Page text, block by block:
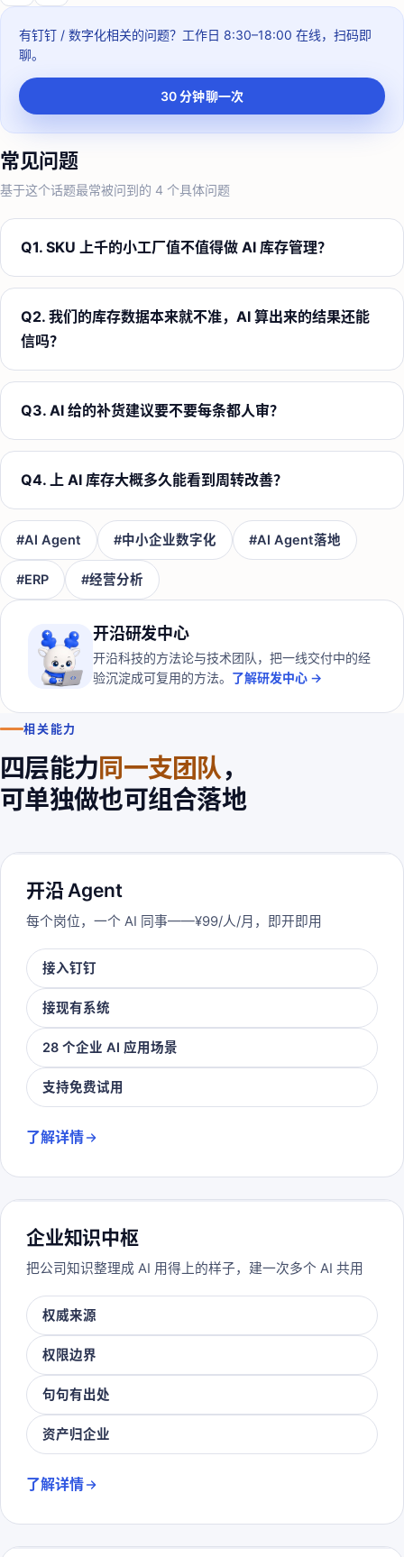
有钉钉 / 数字化相关的问题？ 工作日 8:30–18:00 在线，扫码即
聊。
30 分钟聊一次
常见问题
基于这个话题最常被问到的 4 个具体问题
Q1. SKU 上千的小工厂值不值得做 AI 库存管理？
Q2. 我们的库存数据本来就不准，AI 算出来的结果还能
信吗？
Q3. AI 给的补货建议要不要每条都人审？
Q4. 上 AI 库存大概多久能看到周转改善？
#AI Agent #中小企业数字化 #AI Agent落地
#ERP #经营分析
开沿研发中心
开沿科技的方法论与技术团队，把一线交付中的经
验沉淀成可复用的方法。 了解研发中心 →
相关能力
四层能力同一支团队，
可单独做也可组合落地
开沿 Agent
每个岗位，一个 AI 同事——¥99/人/月，即开即用
接入钉钉
接现有系统
28 个企业 AI 应用场景
支持免费试用
了解详情
企业知识中枢
把公司知识整理成 AI 用得上的样子，建一次多个 AI 共用
权威来源
权限边界
句句有出处
资产归企业
了解详情